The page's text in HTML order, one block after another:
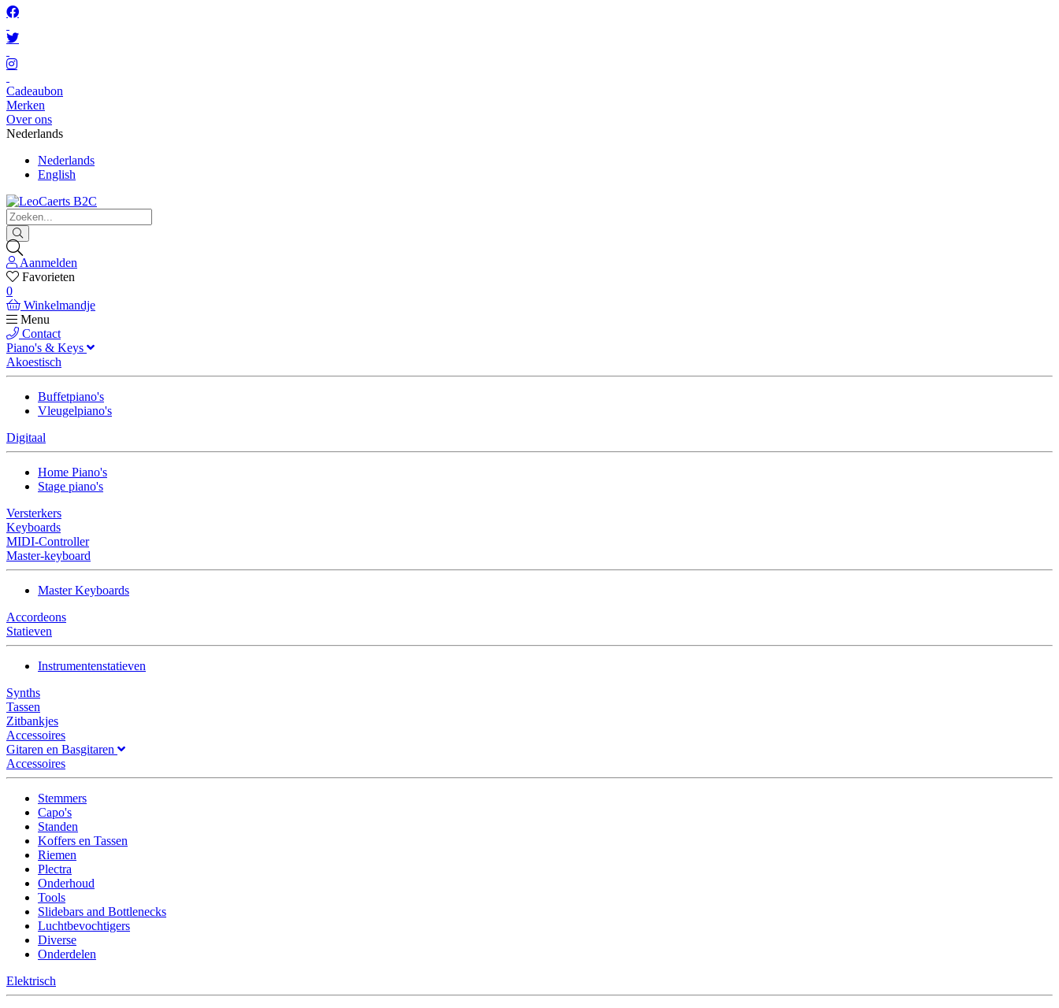
Cadeaubon
Merken
Over ons
Nederlands
Nederlands
English
Aanmelden
Favorieten
0
Winkelmandje
Menu
Contact
Piano's & Keys
Akoestisch
Buffetpiano's
Vleugelpiano's
Digitaal
Home Piano's
Stage piano's
Versterkers
Keyboards
MIDI-Controller
Master-keyboard
Master Keyboards
Accordeons
Statieven
Instrumentenstatieven
Synths
Tassen
Zitbankjes
Accessoires
Gitaren en Basgitaren
Accessoires
Stemmers
Capo's
Standen
Koffers en Tassen
Riemen
Plectra
Onderhoud
Tools
Slidebars and Bottlenecks
Luchtbevochtigers
Diverse
Onderdelen
Elektrisch